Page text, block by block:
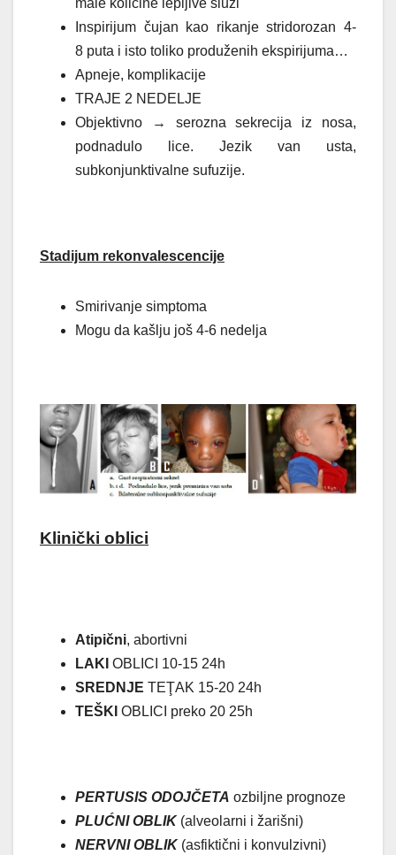
male količine lepljive sluzi
Inspirijum čujan kao rikanje stridorozan 4-
8 puta i isto toliko produženih ekspirijuma…
Apneje, komplikacije
TRAJE 2 NEDELJE
Objektivno → serozna sekrecija iz nosa,
podnadulo lice. Jezik van usta,
subkonjunktivalne sufuzije.
Stadijum rekonvalescencije
Smirivanje simptoma
Mogu da kašlju još 4-6 nedelja
Klinički oblici
Atipični, abortivni
LAKI OBLICI 10-15 24h
SREDNJE TEŢAK 15-20 24h
TEŠKI OBLICI preko 20 25h
PERTUSIS ODOJČETA ozbiljne prognoze
PLUĆNI OBLIK(alveolarni i žarišni)
NERVNI OBLIK(asfiktični i konvulzivni)